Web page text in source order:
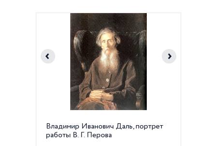
Владимир Иванович Даль, портрет
работы В. Г. Перова